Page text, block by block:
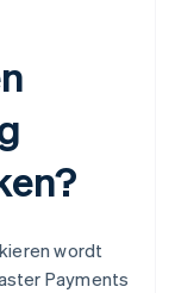
wordt
Payments